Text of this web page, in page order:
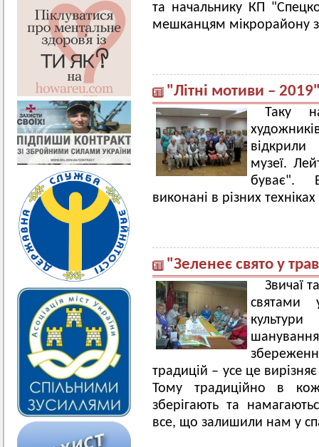
та начальнику КП
мешканцям мікрорайону
"Літні мотиви –
Таку
музеї.
буває". В
виконані в різних
"Зеленеє свято у
Звичаї
святами
традицій – усе це
Тому традиційно в
зберігають та
все, що залишили нам у